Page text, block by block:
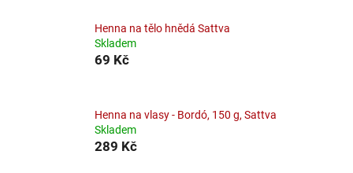
Henna na tělo hnědá Sattva
Skladem
69 Kč
Henna na vlasy - Bordó, 150 g, Sattva
Skladem
289 Kč